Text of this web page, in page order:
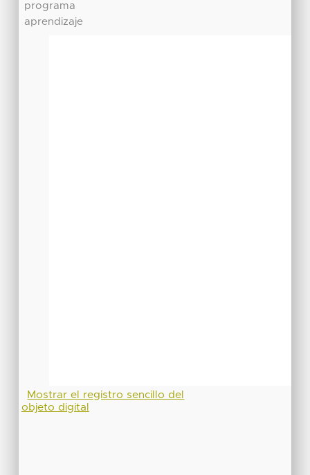
programa
aprendizaje
Mostrar el registro sencillo del
objeto digital